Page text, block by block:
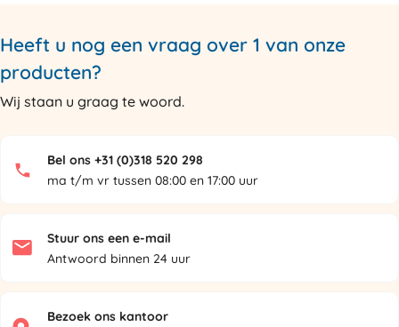
Heeft u nog een vraag over 1 van onze
producten?
Wij staan u graag te woord.
Bel ons +31 (0)318 520 298
ma t/m vr tussen 08:00 en 17:00 uur
Stuur ons een e-mail
Antwoord binnen 24 uur
Bezoek ons kantoor